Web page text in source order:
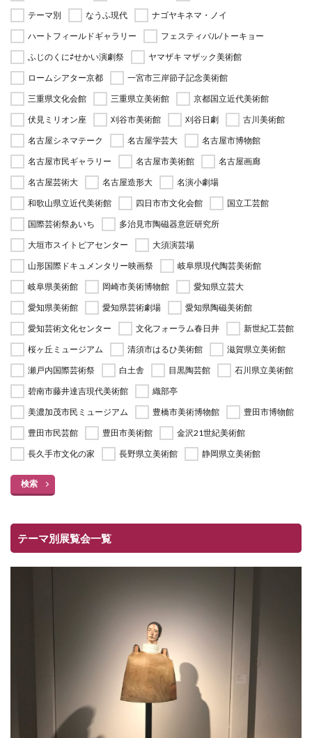
テーマ別
なうふ現代
ナゴヤキネマ・ノイ
ハートフィールドギャラリー
フェスティバル/トーキョー
ふじのくに⇄せかい演劇祭
ヤマザキ マザック美術館
ロームシアター京都
一宮市三岸節子記念美術館
三重県文化会館
三重県立美術館
京都国立近代美術館
伏見ミリオン座
刈谷市美術館 刈谷日劇
古川美術館
名古屋シネマテーク
名古屋学芸大
名古屋市博物館
名古屋市民ギャラリー
名古屋市美術館
名古屋画廊
名古屋芸術大
名古屋造形大
名演小劇場
和歌山県立近代美術館
四日市市文化会館
国立工芸館
国際芸術祭あいち
多治見市陶磁器意匠研究所
大垣市スイトピアセンター
大須演芸場
山形国際ドキュメンタリー映画祭
岐阜県現代陶芸美術館
岐阜県美術館
岡崎市美術博物館
愛知県立芸大
愛知県美術館
愛知県芸術劇場
愛知県陶磁美術館
愛知芸術文化センター
文化フォーラム春日井
新世紀工芸館
桜ヶ丘ミュージアム
清須市はるひ美術館
滋賀県立美術館
瀬戸内国際芸術祭
白土舎 目黒陶芸館
石川県立美術館
碧南市藤井達吉現代美術館
織部亭
美濃加茂市民ミュージアム
豊橋市美術博物館
豊田市博物館
豊田市民芸館
豊田市美術館
金沢21世紀美術館
長久手市文化の家
長野県立美術館 静岡県立美術館
検索
テーマ別展覧会一覧